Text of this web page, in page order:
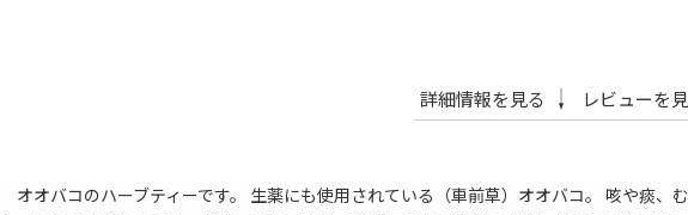
詳細情報を見る レビューを
オオバコのハーブティーです。 生薬にも使用されている（車前草）オオバコ。 咳や痰、